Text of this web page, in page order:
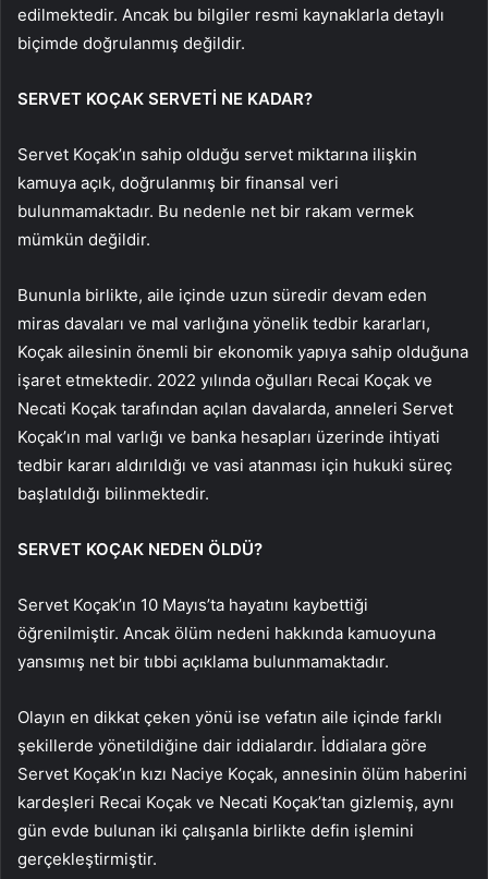
edilmektedir. Ancak bu bilgiler resmi kaynaklarla detaylı
biçimde doğrulanmış değildir.
SERVET KOÇAK SERVETİ NE KADAR?
Servet Koçak’ın sahip olduğu servet miktarına ilişkin
kamuya açık, doğrulanmış bir finansal veri
bulunmamaktadır. Bu nedenle net bir rakam vermek
mümkün değildir.
Bununla birlikte, aile içinde uzun süredir devam eden
miras davaları ve mal varlığına yönelik tedbir kararları,
Koçak ailesinin önemli bir ekonomik yapıya sahip olduğuna
işaret etmektedir. 2022 yılında oğulları Recai Koçak ve
Necati Koçak tarafından açılan davalarda, anneleri Servet
Koçak’ın mal varlığı ve banka hesapları üzerinde ihtiyati
tedbir kararı aldırıldığı ve vasi atanması için hukuki süreç
başlatıldığı bilinmektedir.
SERVET KOÇAK NEDEN ÖLDÜ?
Servet Koçak’ın 10 Mayıs’ta hayatını kaybettiği
öğrenilmiştir. Ancak ölüm nedeni hakkında kamuoyuna
yansımış net bir tıbbi açıklama bulunmamaktadır.
Olayın en dikkat çeken yönü ise vefatın aile içinde farklı
şekillerde yönetildiğine dair iddialardır. İddialara göre
Servet Koçak’ın kızı Naciye Koçak, annesinin ölüm haberini
kardeşleri Recai Koçak ve Necati Koçak’tan gizlemiş, aynı
gün evde bulunan iki çalışanla birlikte defin işlemini
gerçekleştirmiştir.